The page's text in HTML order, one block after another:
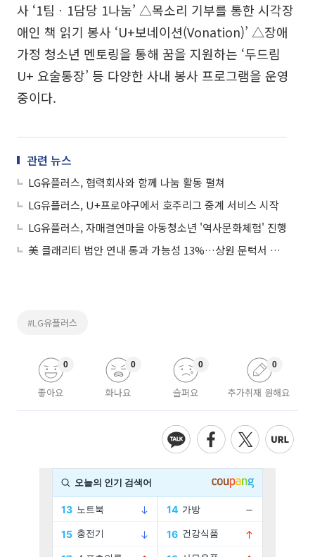
사 ‘1팀ㆍ1담당 1나눔’ △목소리 기부를 통한 시각장
애인 책 읽기 봉사 ‘U+보네이션(Vonation)’ △장애
가정 청소년 멘토링을 통해 꿈을 지원하는 ‘두드림
U+ 요술통장’ 등 다양한 사내 봉사 프로그램을 운영
중이다.
관련 뉴스
LG유플러스, 협력회사와 함께 나눔 활동 펼쳐
LG유플러스, U+프로야구에서 호주리그 중계 서비스 시작
LG유플러스, 자매결연마을 아동청소년 '역사문화체험' 진행
美 클래리티 법안 연내 통과 가능성 13%…상원 문턱서 제동
#LG유플러스
좋아요
0
화나요
0
슬퍼요
0
추가취재 원해요
0